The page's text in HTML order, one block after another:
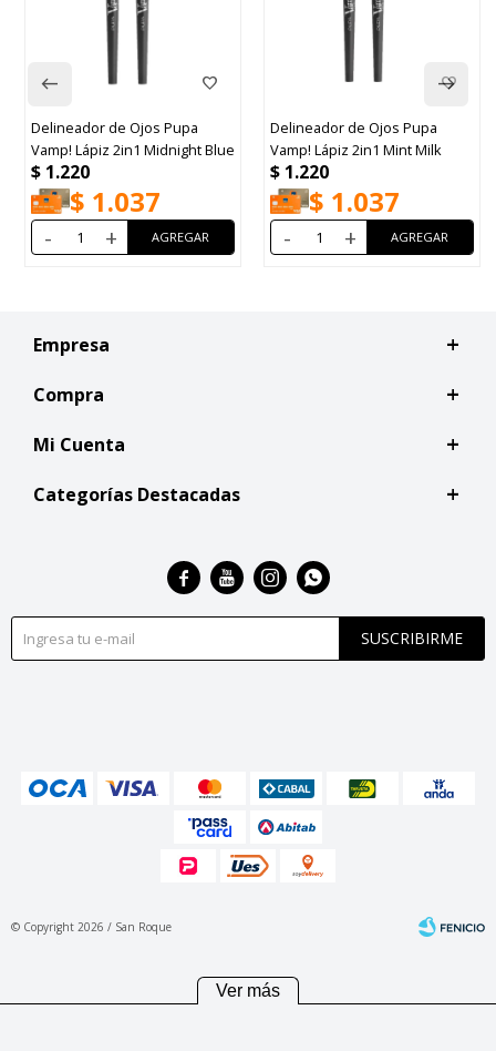
Delineador de Ojos Pupa
Vamp! Lápiz 2in1 Midnight Blue
1.220
$1.037
+
Delineador de Ojos Pupa
Vamp! Lápiz 2in1 Mint Milk
1.220
$1.037
+
Empresa
Compra
Mi Cuenta
Categorías Destacadas
SUSCRIBIRME
   
© Copyright 2026 / San Roque
Ver más